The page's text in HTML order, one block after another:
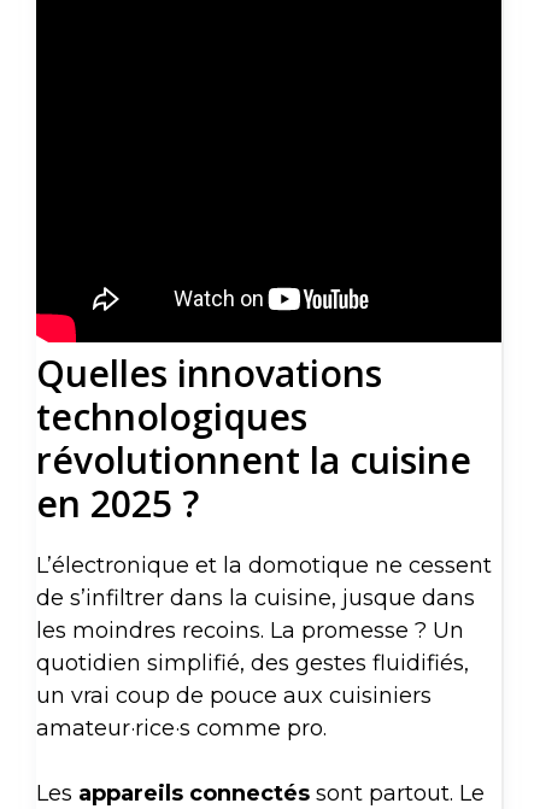
Quelles innovations
technologiques
révolutionnent la cuisine
en 2025 ?
L’électronique et la domotique ne cessent
de s’infiltrer dans la cuisine, jusque dans
les moindres recoins. La promesse ? Un
quotidien simplifié, des gestes fluidifiés,
un vrai coup de pouce aux cuisiniers
amateur·rice·s comme pro.
Les appareils connectés sont partout. Le